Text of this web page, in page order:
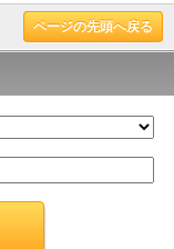
ページの先頭へ戻る